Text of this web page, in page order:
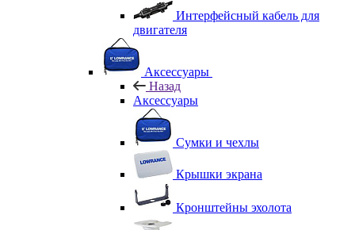
Интерфейсный кабель для
двигателя
Аксессуары
Назад
Аксессуары
Сумки и чехлы
Крышки экрана
Кронштейны эхолота